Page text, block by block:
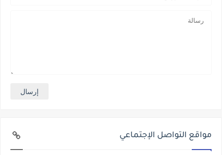
مواقع التواصل الإجتماعي